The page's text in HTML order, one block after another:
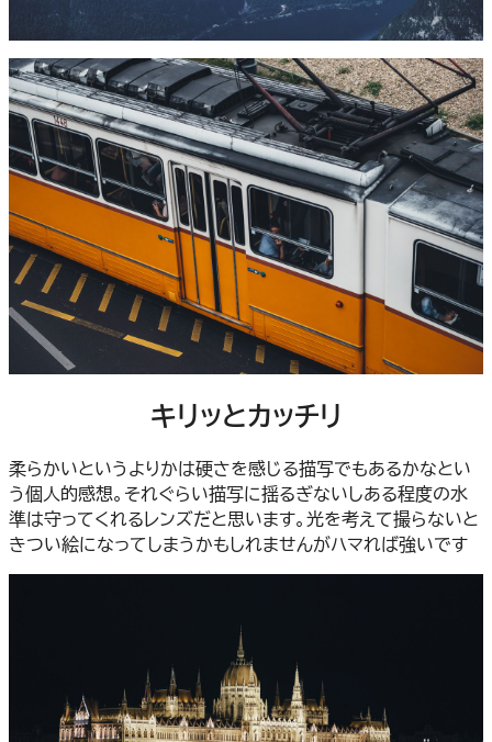
キリッとカッチリ
柔らかいというよりかは硬さを感じる描写でもあるかなとい
う個人的感想。それぐらい描写に揺るぎないしある程度の水
準は守ってくれるレンズだと思います。光を考えて撮らないと
きつい絵になってしまうかもしれませんがハマれば強いです